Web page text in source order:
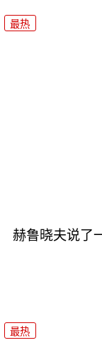
最热
赫鲁晓夫说了
最热